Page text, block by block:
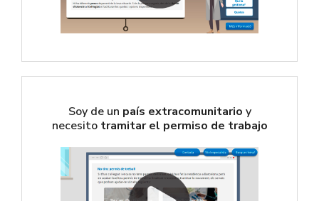
Soy de un país extracomunitario y
necesito tramitar el permiso de trabajo